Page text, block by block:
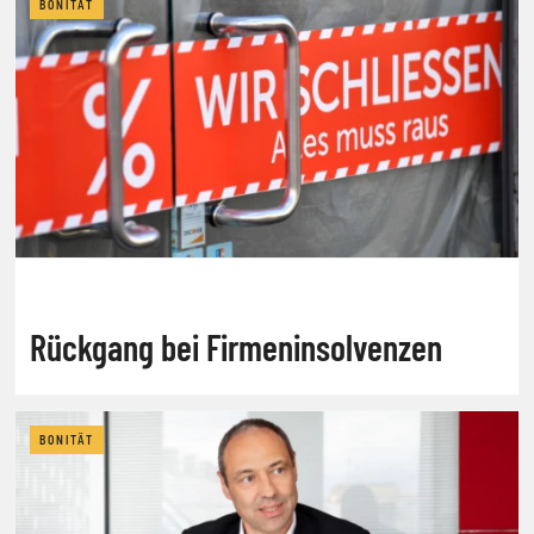
BONITÄT
Rückgang bei Firmeninsolvenzen
BONITÄT